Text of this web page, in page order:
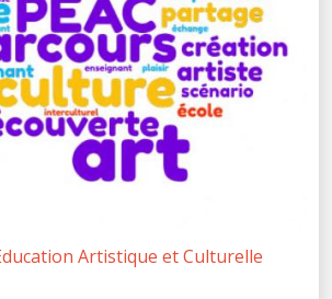
Artistique et Culturelle